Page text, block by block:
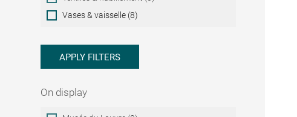
Vases & vaisselle (8)
APPLY FILTERS
On display